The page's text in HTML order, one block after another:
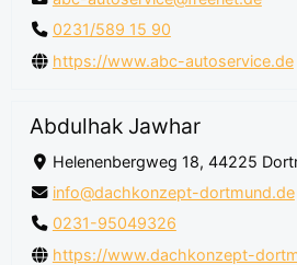
0231/589 15 90
https://www.abc-autoservice.de
Abdulhak Jawhar
Helenenbergweg 18, 44225
info@dachkonzept-dortmund.de
0231-95049326
https://www.dachkonzept-